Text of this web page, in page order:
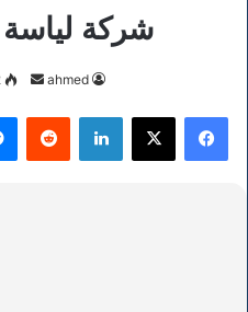
شركة
ahmed
أرسل
فيسبوك ‫X لينكدإن